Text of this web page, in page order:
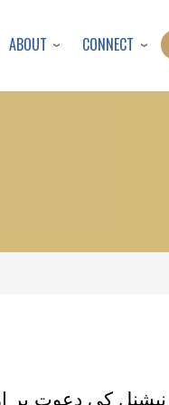
ABOUT CONNECT